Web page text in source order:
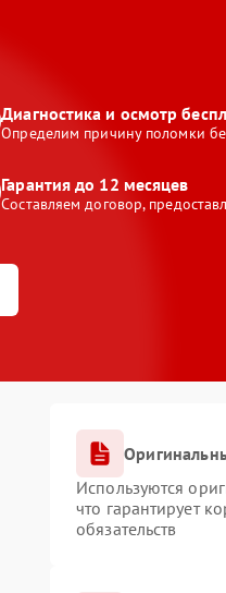
Диагностика и осмотр
Определим причину поломки
Гарантия до 12 месяцев
Составляем договор,
Используются
что гарантирует
обязательств